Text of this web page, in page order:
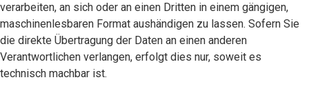
verarbeiten, an sich oder an einen Dritten in einem gängigen,
maschinenlesbaren Format aushändigen zu lassen. Sofern Sie
die direkte Übertragung der Daten an einen anderen
Verantwortlichen verlangen, erfolgt dies nur, soweit es
technisch machbar ist.